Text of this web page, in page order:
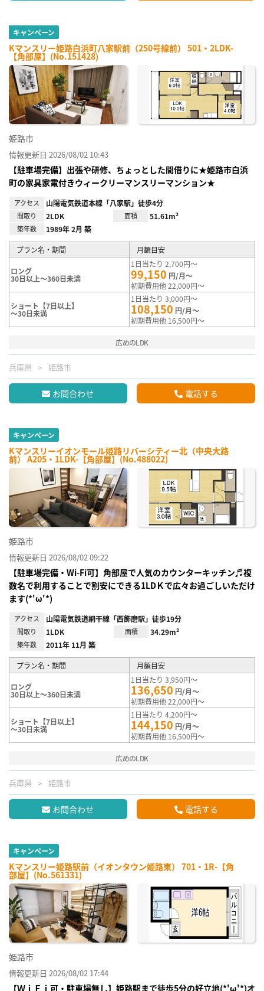
キャンペーン
Kマンスリー姫路白浜町八家駅前（250号線前） 501・2LDK-
【角部屋】(No.151428)
姫路市
情報更新日 2026/08/02 10:43
【駐車場完備】出張や研修、ちょっとした間借りに★姫路市白浜
町の家具家電付きウィークリーマンスリーマンション★
アクセス 山陽電気鉄道本線「八家駅」徒歩4分
間取り 2LDK 面積 51.61m²
築年数 1989年 2月 築
プラン名・期間 月額目安
ロング
30日以上～360日未満
1日当たり 2,700円～
99,150 円/月～
初期費用他 22,000円～
ショート【7日以上】
～30日未満
1日当たり 3,000円～
108,150 円/月～
初期費用他 16,500円～
広めのLDK
兵庫県 姫路市
お問合わせ 電話する
キャンペーン
Kマンスリーイオンモール姫路リバーシティー北（中央大路
前） A205・1LDK-【角部屋】(No.488022)
姫路市
情報更新日 2026/08/02 09:22
【駐車場完備・Wi-Fi可】角部屋で人気のカウンターキッチン♬複
数名で利用することで割安にできる1LDＫで広々お過ごしいただけ
ます(*'ω'*)
アクセス 山陽電気鉄道網干線「西飾磨駅」徒歩19分
間取り 1LDK 面積 34.29m²
築年数 2011年 11月 築
プラン名・期間 月額目安
ロング
30日以上～360日未満
1日当たり 3,950円～
136,650 円/月～
初期費用他 22,000円～
ショート【7日以上】
～30日未満
1日当たり 4,200円～
144,150 円/月～
初期費用他 16,500円～
広めのLDK
兵庫県 姫路市
お問合わせ 電話する
キャンペーン
Kマンスリー姫路駅前（イオンタウン姫路東） 701・1R-【角
部屋】(No.561331)
姫路市
情報更新日 2026/08/02 17:44
【ＷｉＦｉ可・駐車場無し】姫路駅まで徒歩5分の好立地(*'ω'*)オ